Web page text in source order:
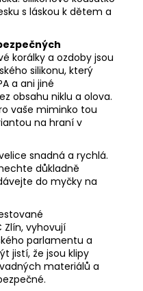
s láskou k dětem a
korálky a ozdoby jsou
silikonu, který
a ani jiné
obsahu niklu a olova.
vaše miminko tou
na hraní v
snadná a rychlá.
důkladně
do myčky na
Zlín, vyhovují
parlamentu a
jistí, že jsou klipy
materiálů a